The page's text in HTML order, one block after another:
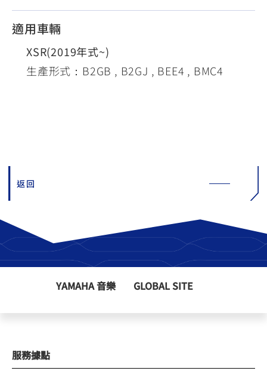
適用車輛
XSR(2019年式~)
生產形式：B2GB , B2GJ , BEE4 , BMC4
返回
YAMAHA 音樂 GLOBAL SITE
服務據點